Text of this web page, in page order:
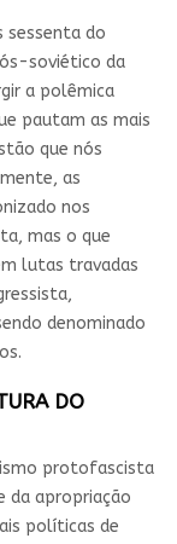
sessenta do
soviético da
a polêmica
pautam as mais
que nós
as
nos
mas o que
lutas travadas
denominado
DO
protofascista
da apropriação
políticas de